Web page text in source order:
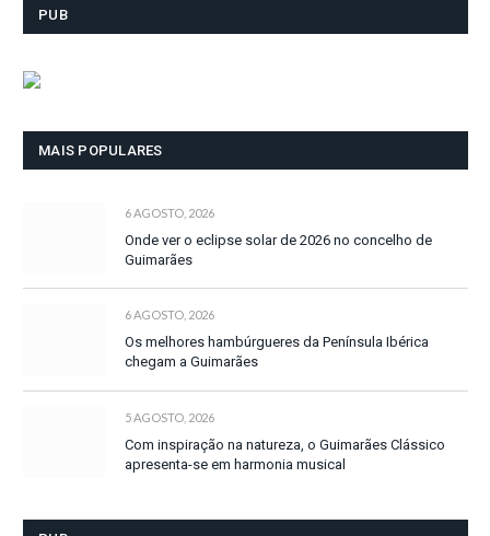
PUB
MAIS POPULARES
6 AGOSTO, 2026
Onde ver o eclipse solar de 2026 no concelho de
Guimarães
6 AGOSTO, 2026
Os melhores hambúrgueres da Península Ibérica
chegam a Guimarães
5 AGOSTO, 2026
Com inspiração na natureza, o Guimarães Clássico
apresenta-se em harmonia musical